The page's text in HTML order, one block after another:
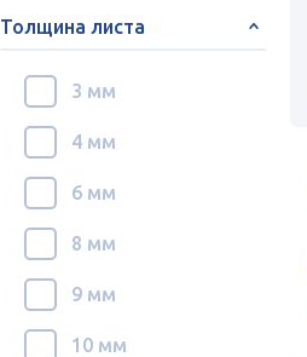
Толщина листа
3 мм
4 мм
6 мм
8 мм
9 мм
10 мм